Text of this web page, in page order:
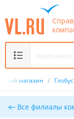
магазин / Глобус
Все филиалы